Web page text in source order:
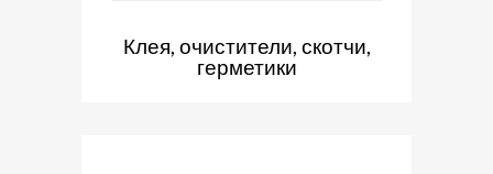
Клея, очистители, скотчи,
герметики